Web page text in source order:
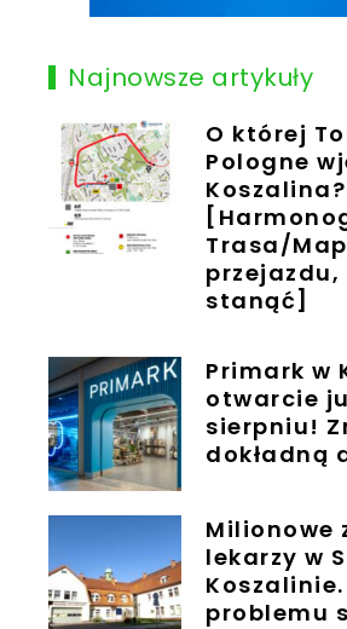
Najnowsze artykuły
O której
Pologne
Koszalina?
Trasa/
przejazdu,
stanąć]
Primark w
otwarcie
sierpniu!
dokładną
Milionowe
lekarzy w
problemu